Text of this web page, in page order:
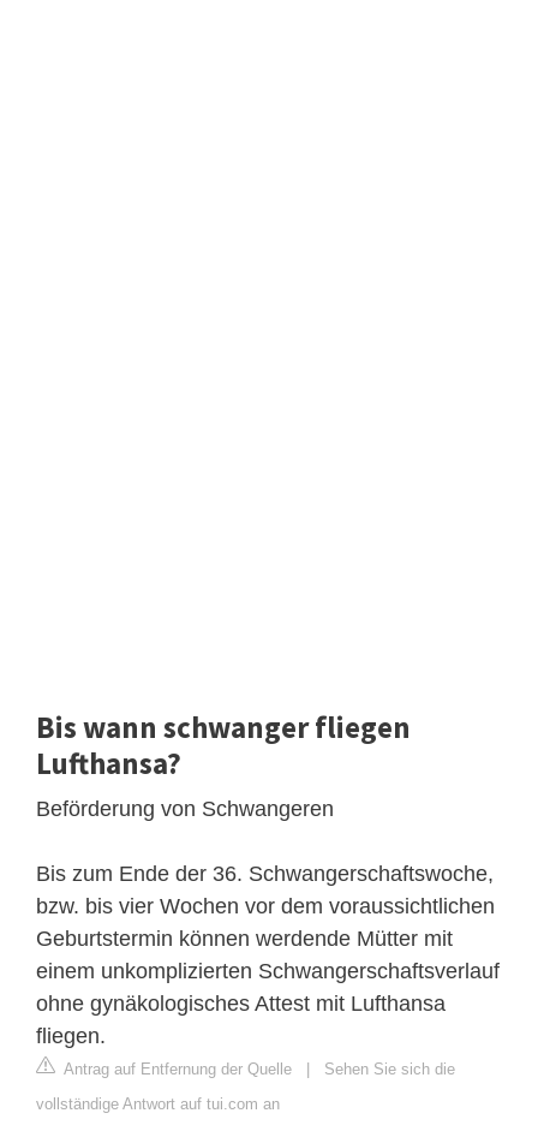
Bis wann schwanger fliegen
Lufthansa?
Beförderung von Schwangeren
Bis zum Ende der 36. Schwangerschaftswoche,
bzw. bis vier Wochen vor dem voraussichtlichen
Geburtstermin können werdende Mütter mit
einem unkomplizierten Schwangerschaftsverlauf
ohne gynäkologisches Attest mit Lufthansa
fliegen.
Antrag auf Entfernung der Quelle | Sehen Sie sich die
vollständige Antwort auf tui.com an